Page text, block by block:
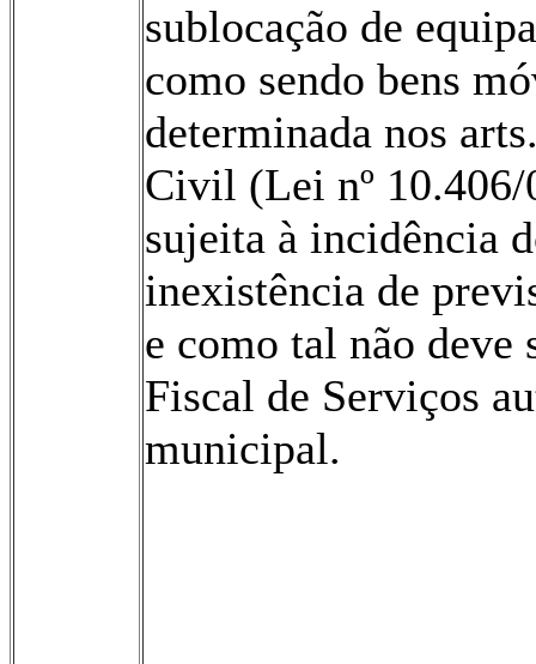
sublocação de
como sendo bens
deter­minada nos
Civil (Lei nº 10.406/
sujeita à incidência
inexistência de
e como tal não deve
Fiscal de Serviços
municipal.